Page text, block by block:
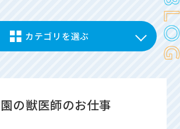
カテゴリを選ぶ
の獣医師のお仕事